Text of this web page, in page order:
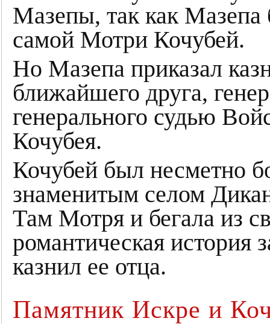
Мазепы, так как
самой Мотри Кочубей.
Но Мазепа приказал
ближайшего друга,
генерального судью
Кочубея.
Кочубей был несметно
знаменитым селом
Там Мотря и бегала из
романтическая история
казнил ее отца.
Памятник Искре и